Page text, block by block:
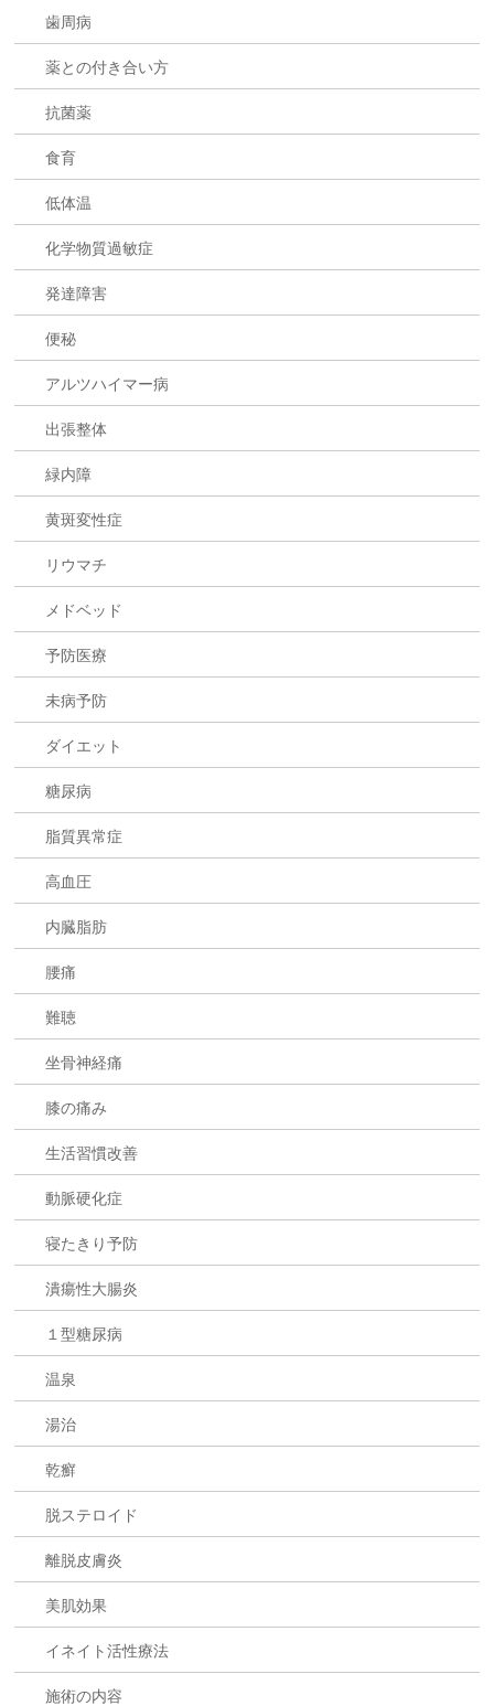
歯周病
薬との付き合い方
抗菌薬
食育
低体温
化学物質過敏症
発達障害
便秘
アルツハイマー病
出張整体
緑内障
黄斑変性症
リウマチ
メドベッド
予防医療
未病予防
ダイエット
糖尿病
脂質異常症
高血圧
内臓脂肪
腰痛
難聴
坐骨神経痛
膝の痛み
生活習慣改善
動脈硬化症
寝たきり予防
潰瘍性大腸炎
１型糖尿病
温泉
湯治
乾癬
脱ステロイド
離脱皮膚炎
美肌効果
イネイト活性療法
施術の内容